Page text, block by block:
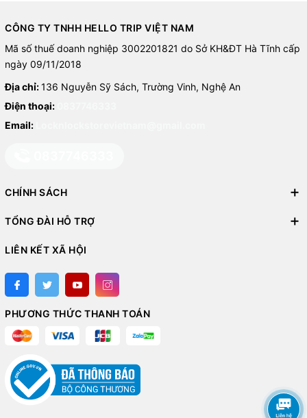
CÔNG TY TNHH HELLO TRIP VIỆT NAM
Mã số thuế doanh nghiệp 3002201821 do Sở KH&ĐT Hà Tĩnh cấp
ngày 09/11/2018
Địa chỉ:136 Nguyễn Sỹ Sách, Trường Vinh, Nghệ An
Điện thoại:
Email:
CHÍNH SÁCH
TỔNG ĐÀI HỖ TRỢ
LIÊN KẾT XÃ HỘI
PHƯƠNG THỨC THANH TOÁN